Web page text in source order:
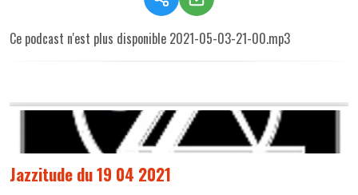
Ce podcast n'est plus disponible 2021-05-03-21-00.mp3
Jazzitude du 19 04 2021